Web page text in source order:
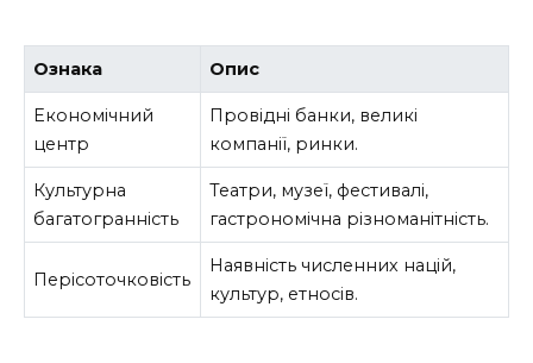
Ознака Опис
Економічний
центр
Провідні банки, великі
компанії, ринки.
Культурна
багатогранність
Театри, музеї, фестивалі,
гастрономічна різноманітність.
Перісоточковість
Наявність численних націй,
культур, етносів.